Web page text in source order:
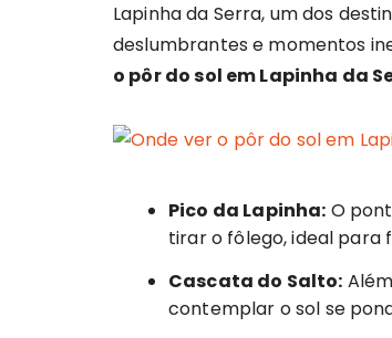
Lapinha da Serra, um dos
deslumbrantes e momentos
o pôr do sol em Lapinha da
Pico da Lapinha: O
tirar o fôlego, ideal para
Cascata do Salto:
contemplar o sol se